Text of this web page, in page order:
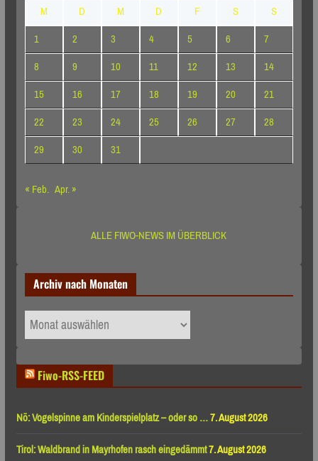
M
D M D F S
S
1
2 3 4 5 6
7
8
9 10 11 12 13
14
15
16 17 18 19 20
21
22
23 24 25 26 27
28
29
30
31
« Feb. Apr. »
ALLE FIWO-NEWS IM ÜBERBLICK
Archiv nach Monaten
Archiv
nach
Fiwo-RSS-FEED
Nö: Vogelspinne am Kinderspielplatz – oder so …7. August 2026
Tirol: Waldbrand in Mayrhofen rasch eingedämmt7. August 2026